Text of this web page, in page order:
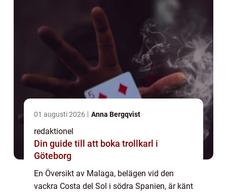
01 augusti 2026 Anna Bergqvist
redaktionel
Din guide till att boka trollkarl i
Göteborg
En Översikt av Malaga, belägen vid den
vackra Costa del Sol i södra Spanien, är känt